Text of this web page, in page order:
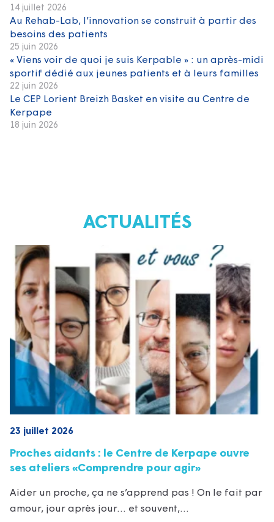
14 juillet 2026
Au Rehab-Lab, l’innovation se construit à partir des
besoins des patients
25 juin 2026
« Viens voir de quoi je suis Kerpable » : un après-midi
sportif dédié aux jeunes patients et à leurs familles
22 juin 2026
Le CEP Lorient Breizh Basket en visite au Centre de
Kerpape
18 juin 2026
ACTUALITÉS
23 juillet 2026
Proches aidants : le Centre de Kerpape ouvre
ses ateliers «Comprendre pour agir»
Aider un proche, ça ne s’apprend pas ! On le fait par
amour, jour après jour… et souvent,…